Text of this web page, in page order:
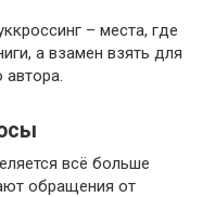
– места, где
а взамен взять для
автора.
всё больше
обращения от